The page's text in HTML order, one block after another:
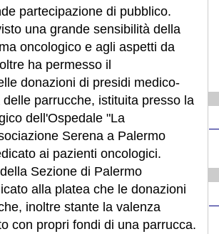
partecipazione di pubblico.
una grande sensibilità della
oncologico e agli aspetti da
ha permesso il
donazioni di presidi medico-
parrucche, istituita presso la
dell'Ospedale "La
Serena a Palermo
ai pazienti oncologici.
Sezione di Palermo
alla platea che le donazioni
inoltre stante la valenza
con propri fondi di una parrucca.